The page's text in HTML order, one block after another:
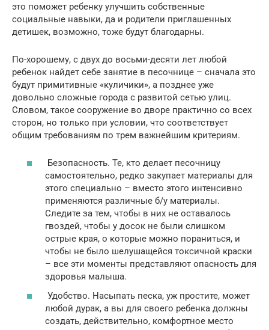
это поможет ребенку улучшить собственные
социальные навыки, да и родители приглашенных
детишек, возможно, тоже будут благодарны.
По-хорошему, с двух до восьми-десяти лет любой
ребенок найдет себе занятие в песочнице – сначала это
будут примитивные «куличики», а позднее уже
довольно сложные города с развитой сетью улиц.
Словом, такое сооружение во дворе практично со всех
сторон, но только при условии, что соответствует
общим требованиям по трем важнейшим критериям.
Безопасность. Те, кто делает песочницу
самостоятельно, редко закупает материалы для
этого специально – вместо этого интенсивно
применяются различные б/у материалы.
Следите за тем, чтобы в них не оставалось
гвоздей, чтобы у досок не были слишком
острые края, о которые можно пораниться, и
чтобы не было шелушащейся токсичной краски
– все эти моменты представляют опасность для
здоровья малыша.
Удобство. Насыпать песка, уж простите, может
любой дурак, а вы для своего ребенка должны
создать, действительно, комфортное место